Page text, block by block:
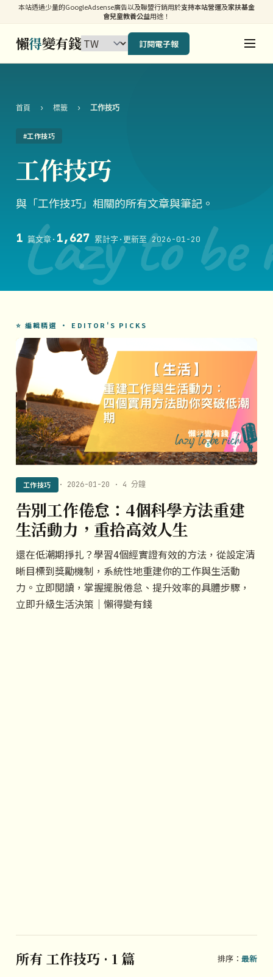
本站透過少量的GoogleAdsense廣告以及聯盟行銷用於支持本站營運及家扶基金
會兒童教養公益用途！
懶得變有錢 訂閱電子報
Lazy to be
首頁 › 標籤 › 工作技巧
#工作技巧
工作技巧
與「工作技巧」相關的所有文章與筆記。
1篇文章· 1,627 累計字 ·更新至 2026-01-20
⭐ 編輯精選 · EDITOR'S PICKS
工作技巧 · 2026-01-20 · 4 分鐘
告別工作倦怠：4個科學方法重建
生活動力，重拾高效人生
還在低潮期掙扎？學習4個經實證有效的方法，從設定清
晰目標到獎勵機制，系統性地重建你的工作與生活動
力。立即閱讀，掌握擺脫倦怠、提升效率的具體步驟，
立即升級生活決策｜懶得變有錢
所有 工作技巧 · 1 篇 排序：最新